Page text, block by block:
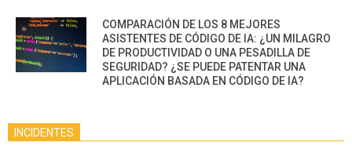
COMPARACIÓN DE LOS 8 MEJORES
ASISTENTES DE CÓDIGO DE IA: ¿UN MILAGRO
DE PRODUCTIVIDAD O UNA PESADILLA DE
SEGURIDAD? ¿SE PUEDE PATENTAR UNA
APLICACIÓN BASADA EN CÓDIGO DE IA?
INCIDENTES